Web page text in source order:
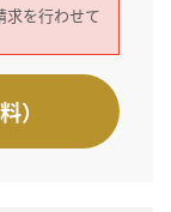
求を行わせて
）